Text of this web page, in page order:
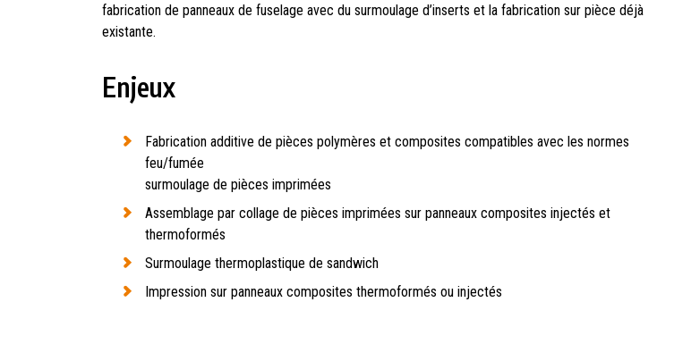
fabrication de panneaux de fuselage avec du surmoulage d’inserts et la fabrication sur pièce déjà
existante.
Enjeux
Fabrication additive de pièces polymères et composites compatibles avec les normes
feu/fumée
surmoulage de pièces imprimées
Assemblage par collage de pièces imprimées sur panneaux composites injectés et
thermoformés
Surmoulage thermoplastique de sandwich
Impression sur panneaux composites thermoformés ou injectés